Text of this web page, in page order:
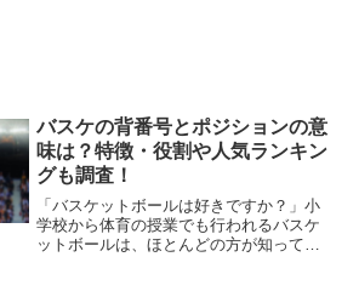
バスケの背番号とポジションの意
味は？特徴・役割や人気ランキン
グも調査！
「バスケットボールは好きですか？」小
学校から体育の授業でも行われるバスケ
ットボールは、ほとんどの方が知ってい